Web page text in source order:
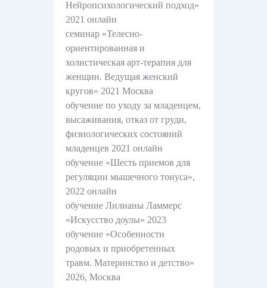
Нейропсихологический подход»
2021 онлайн
семинар «Телесно-
ориентированная и
холистическая арт-терапия для
женщин. Ведущая женский
кругов» 2021 Москва
обучение по уходу за младенцем,
высаживания, отказ от груди,
физиологических состояний
младенцев 2021 онлайн
обучение «Шесть приемов для
регуляции мышечного тонуса»,
2022 онлайн
обучение Лилианы Ламмерс
«Искусство доулы» 2023
обучение «Особенности
родовых и приобретенных
травм. Материнство и детство»
2026, Москва